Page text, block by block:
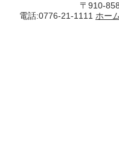
〒910-
電話:0776-21-1111 ホー